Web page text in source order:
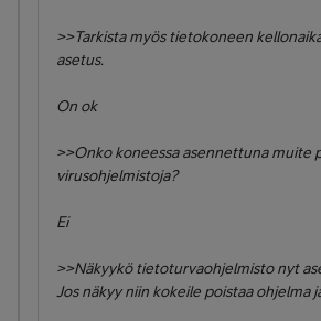
>>Tarkista myös tietokoneen
asetus.
On ok
>>Onko koneessa asennettuna muite
virusohjelmistoja?
Ei
>>Näkyykö tietoturvaohjelmisto nyt
Jos näkyy niin kokeile poistaa ohjelma